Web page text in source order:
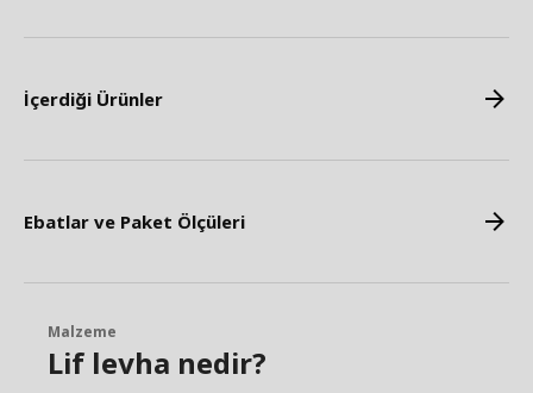
İçerdiği Ürünler
Ebatlar ve Paket Ölçüleri
Malzeme
Lif levha nedir?